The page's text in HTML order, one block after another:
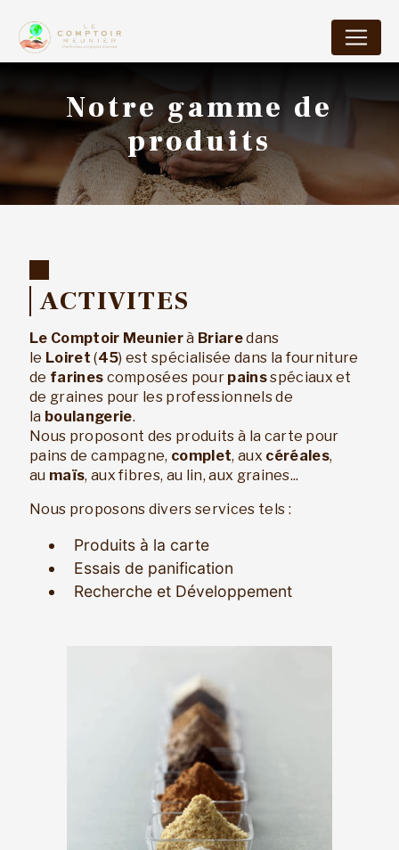
Notre gamme de
produits
ACTIVITES
Le Comptoir Meunierà Briaredans
le Loiret(45) est spécialisée dans la fourniture
de farines composées pour painsspéciaux et
de graines pour les professionnels de
la boulangerie.
Nous proposont des produits à la carte pour
pains de campagne, complet, aux céréales,
au maïs, aux fibres, au lin, aux graines...
Nous proposons divers services tels :
Produits à la carte
Essais de panification
Recherche et Développement